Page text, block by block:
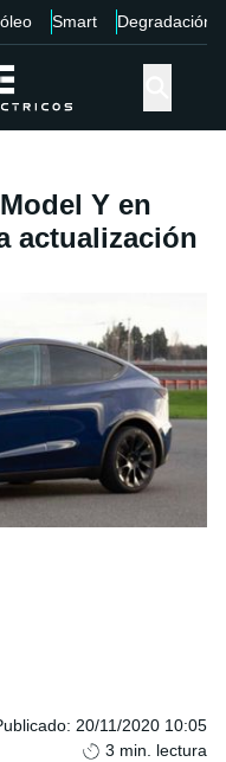
Smart Degradación
Y en
actualización
: 20/11/2020 10:05
3 min. lectura